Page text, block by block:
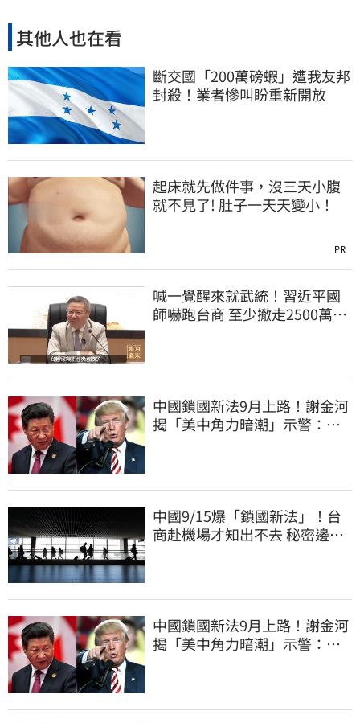
其他人也在看
斷交國「200萬磅蝦」遭我友邦
封殺！業者慘叫盼重新開放
起床就先做件事，沒三天小腹
就不見了! 肚子一天天變小！
PR
喊一覺醒來就武統！習近平國
師嚇跑台商 至少撤走2500萬份
中國鎖國新法9月上路！謝金河
揭「美中角力暗潮」示警：台
中國9/15爆「鎖國新法」！台
商赴機場才知出不去 秘密邊控
中國鎖國新法9月上路！謝金河
揭「美中角力暗潮」示警：台